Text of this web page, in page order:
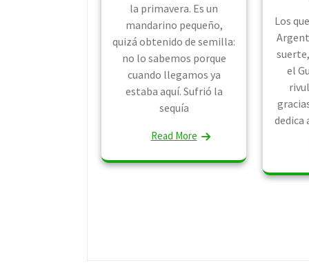
la primavera. Es un
mandarino pequeño,
quizá obtenido de semilla:
no lo sabemos porque
cuando llegamos ya
estaba aquí. Sufrió la
sequía
Read More
Los
el
dedica